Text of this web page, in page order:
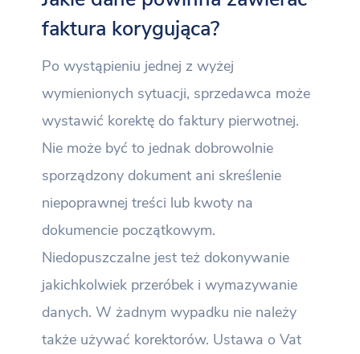
faktura korygująca?
Po wystąpieniu jednej z wyżej
wymienionych sytuacji, sprzedawca może
wystawić korektę do faktury pierwotnej.
Nie może być to jednak dobrowolnie
sporządzony dokument ani skreślenie
niepoprawnej treści lub kwoty na
dokumencie początkowym.
Niedopuszczalne jest też dokonywanie
jakichkolwiek przeróbek i wymazywanie
danych. W żadnym wypadku nie należy
także używać korektorów. Ustawa o Vat